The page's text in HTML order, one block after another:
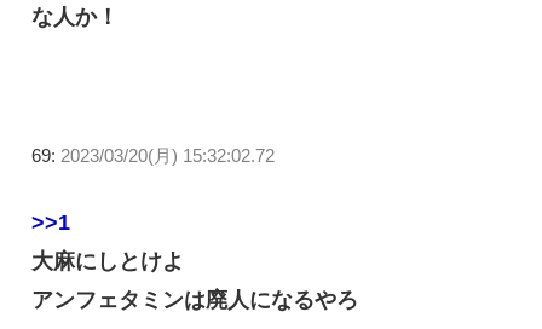
な人か！
69: 2023/03/20(月) 15:32:02.72
>>1
大麻にしとけよ
アンフェタミンは廃人になるやろ